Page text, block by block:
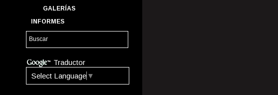
GALERÍAS
INFORMES
Traductor
Select Language ▼